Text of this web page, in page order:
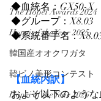
The Hopei Awards 2024
Hopei of the Year 2025
韓国産オオクワガタ
韓ビノ美形コンテスト
Hopei of the Year 2026
◆血統名：GX50-X
◆グループ：X8.03
◆系統番手名：
【血統内訳】
およそ以下のよう